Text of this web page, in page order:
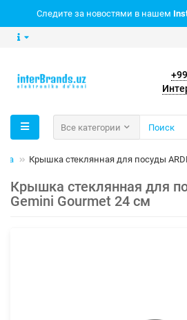
Следите за новостями в нашем
Все категории
Крышка стеклянная для посуды
Крышка стеклянная для
Gemini Gourmet 24 см